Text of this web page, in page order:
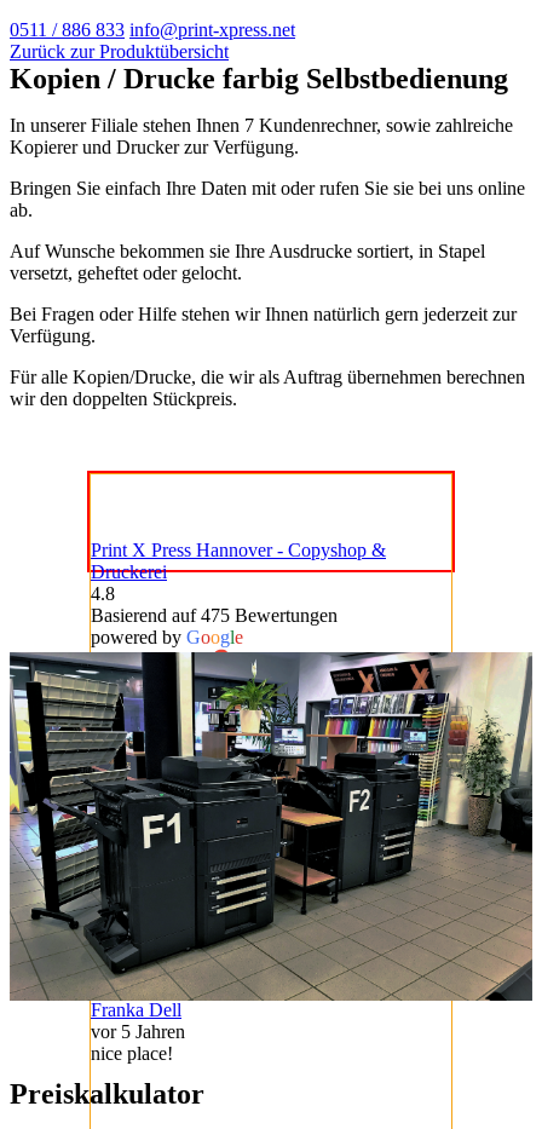
0511 / 886 833 info@print-xpress.net
Zurück zur Produktübersicht
Kopien / Drucke farbig Selbstbedienung
In unserer Filiale stehen Ihnen 7 Kundenrechner, sowie zahlreiche
Kopierer und Drucker zur Verfügung.
Bringen Sie einfach Ihre Daten mit oder rufen Sie sie bei uns online
ab.
Auf Wunsche bekommen sie Ihre Ausdrucke sortiert, in Stapel
versetzt, geheftet oder gelocht.
Bei Fragen oder Hilfe stehen wir Ihnen natürlich gern jederzeit zur
Verfügung.
Für alle Kopien/Drucke, die wir als Auftrag übernehmen berechnen
wir den doppelten Stückpreis.
Print X Press Hannover - Copyshop &
Druckerei
4.8
Basierend auf 475 Bewertungen
powered by Google
bewerte uns auf
Martin Lieser (ML)
vor 5 Jahren
Top.
Pinar Öz
vor 5 Jahren
top
Franka Dell
vor 5 Jahren
nice place!
Preiskalkulator